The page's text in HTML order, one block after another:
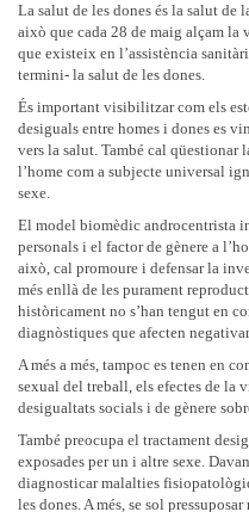
La salut de les dones és la salut
això que cada 28 de maig alçam
que existeix en l’assistència
termini- la salut de les dones.
És important visibilitzar com els
desiguals entre homes i dones es
vers la salut. També cal qüestionar
l’home com a subjecte universal
sexe.
El model biomèdic androcentrista
personals i el factor de gènere a
això, cal promoure i defensar la
més enllà de les purament
històricament no s’han tengut en
diagnòstiques que afecten
A més a més, tampoc es tenen en
sexual del treball, els efectes de la
desigualtats socials i de gènere
També preocupa el tractament
exposades per un i altre sexe.
diagnosticar malalties
les dones. A més, se sol